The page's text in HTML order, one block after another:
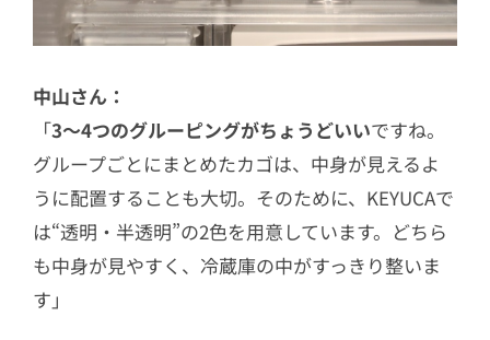
中山さん：
「3〜4つのグルーピングがちょうどいいですね。
グループごとにまとめたカゴは、中身が見えるよ
うに配置することも大切。そのために、KEYUCAで
は“透明・半透明”の2色を用意しています。どちら
も中身が見やすく、冷蔵庫の中がすっきり整いま
す」